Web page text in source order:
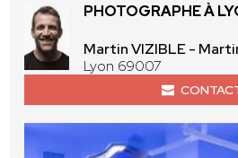
PHOTOGRAPHE À
Martin VIZIBLE -
Lyon 69007